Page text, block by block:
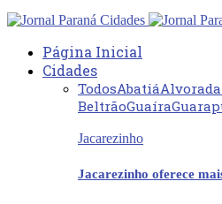
Página Inicial
Cidades
TodosAbatiá
BeltrãoGuaíra
Jacarezinho
Jacarezinho oferece